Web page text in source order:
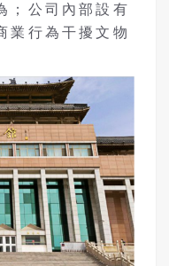
；公司內部設有
業行為干擾文物